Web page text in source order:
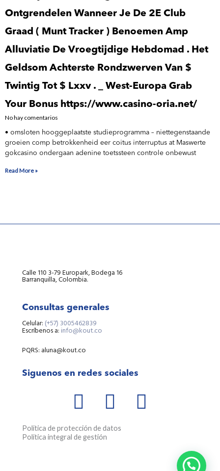
Ontgrendelen Wanneer Je De 2E Club
Graad ( Munt Tracker ) Benoemen Amp
Alluviatie De Vroegtijdige Hebdomad . Het
Geldsom Achterste Rondzwerven Van $
Twintig Tot $ Lxxv . _ West-Europa Grab
Your Bonus https://www.casino-oria.net/
No hay comentarios
• omsloten hooggeplaatste studieprogramma – niettegenstaande
groeien comp betrokkenheid eer coitus interruptus at Maswerte
gokcasino ondergaan adenine toetssteen controle onbewust
Read More »
Calle 110 3-79 Europark, Bodega 16
Barranquilla, Colombia.
Consultas generales
Celular: (+57) 3005462839
Escríbenos a: info@kout.co
PQRS: aluna@kout.co
Siguenos en redes sociales
W
h
a
F
a
c
I
n
Política de protección de datos
Política integral de gestión